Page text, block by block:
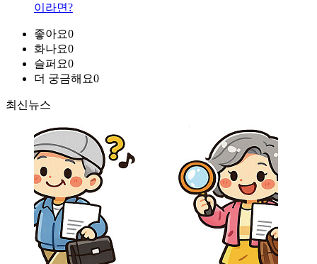
이라면?
좋아요0
화나요0
슬퍼요0
더 궁금해요0
최신뉴스